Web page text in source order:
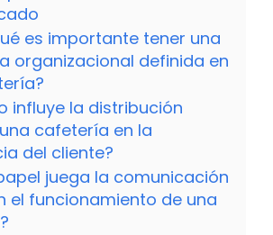
es importante tener una
organizacional definida en
influye la distribución
cafetería en la
del cliente?
juega la comunicación
el funcionamiento de una